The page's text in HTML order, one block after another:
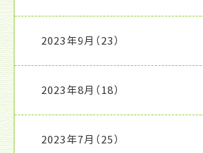
2023年9月 （23）
2023年8月 （18）
2023年7月 （25）